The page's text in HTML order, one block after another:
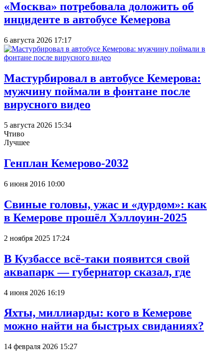
«Москва» потребовала доложить об
инциденте в автобусе Кемерова
6 августа 2026 17:17
Мастурбировал в автобусе Кемерова:
мужчину поймали в фонтане после
вирусного видео
5 августа 2026 15:34
Чтиво
Лучшее
Генплан Кемерово-2032
6 июня 2016 10:00
Свиные головы, ужас и «дурдом»: как
в Кемерове прошёл Хэллоуин-2025
2 ноября 2025 17:24
В Кузбассе всё-таки появится свой
аквапарк — губернатор сказал, где
4 июня 2026 16:19
Яхты, миллиарды: кого в Кемерове
можно найти на быстрых свиданиях?
14 февраля 2026 15:27